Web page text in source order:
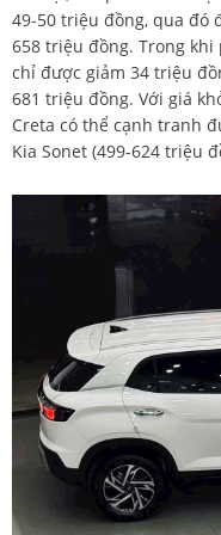
49-50 triệu đồng, qua đó
658 triệu đồng. Trong khi
chỉ được giảm 34 triệu
681 triệu đồng. Với giá
Creta có thể cạnh tranh
Kia Sonet (499-624 triệu